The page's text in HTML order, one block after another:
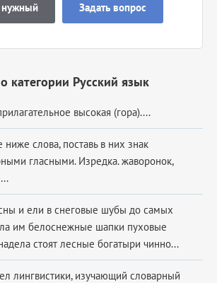
нужный Задать вопрос
категории Русский язык
высокая (гора)....
слова, поставь в них знак
гласными. Изредка. жаворонок,
и ели в снеговые шубы до самых
им белоснежные шапки пуховые
стоят лесные богатыри чинно...
лингвистики, изучающий словарный